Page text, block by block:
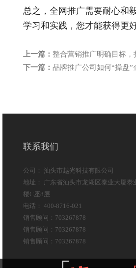
总之，全网推广需要耐心和
学习和实践，您才能获得更
上一篇： 整合营销推广明确目标
下一篇： 品牌推广公司如何“操盘”
联系我们
公司： 汕头市越光科技有限公司
地址： 广东省汕头市龙湖区泰业大厦泰
楼C座8层
电话： 400-8716-021
销售顾问：703267878
销售顾问：703267878
销售顾问：703267878